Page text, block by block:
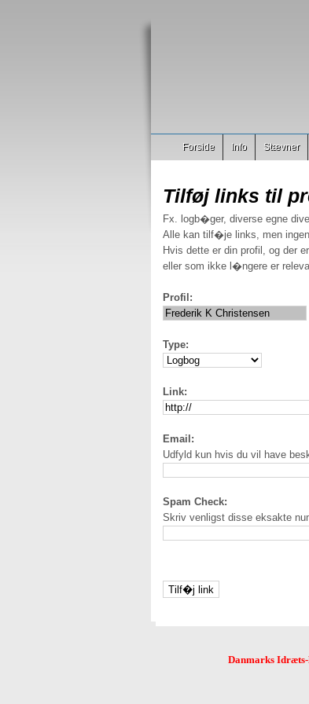
Forside Info Stævner
Tilføj links til
Fx. logb�ger, diverse egne
Alle kan tilf�je links, men
Hvis dette er din profil, og der
eller som ikke l�ngere er
Profil:
Type:
Link:
Email:
Udfyld kun hvis du vil have
Spam Check:
Skriv venligst disse eksakte
Danmarks